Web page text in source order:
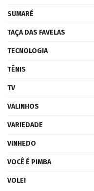
SUMARÉ
TAÇA DAS FAVELAS
TECNOLOGIA
TÊNIS
TV
VALINHOS
VARIEDADE
VINHEDO
VOCÊ É PIMBA
VOLEI